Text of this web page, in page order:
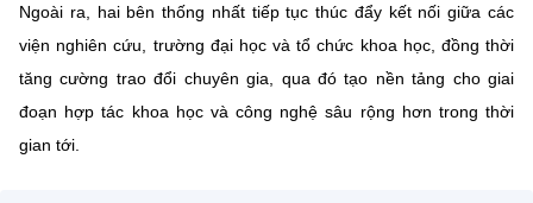
Ngoài ra, hai bên thống nhất tiếp tục thúc đẩy kết nối giữa các
viện nghiên cứu, trường đại học và tổ chức khoa học, đồng thời
tăng cường trao đổi chuyên gia, qua đó tạo nền tảng cho giai
đoạn hợp tác khoa học và công nghệ sâu rộng hơn trong thời
gian tới.